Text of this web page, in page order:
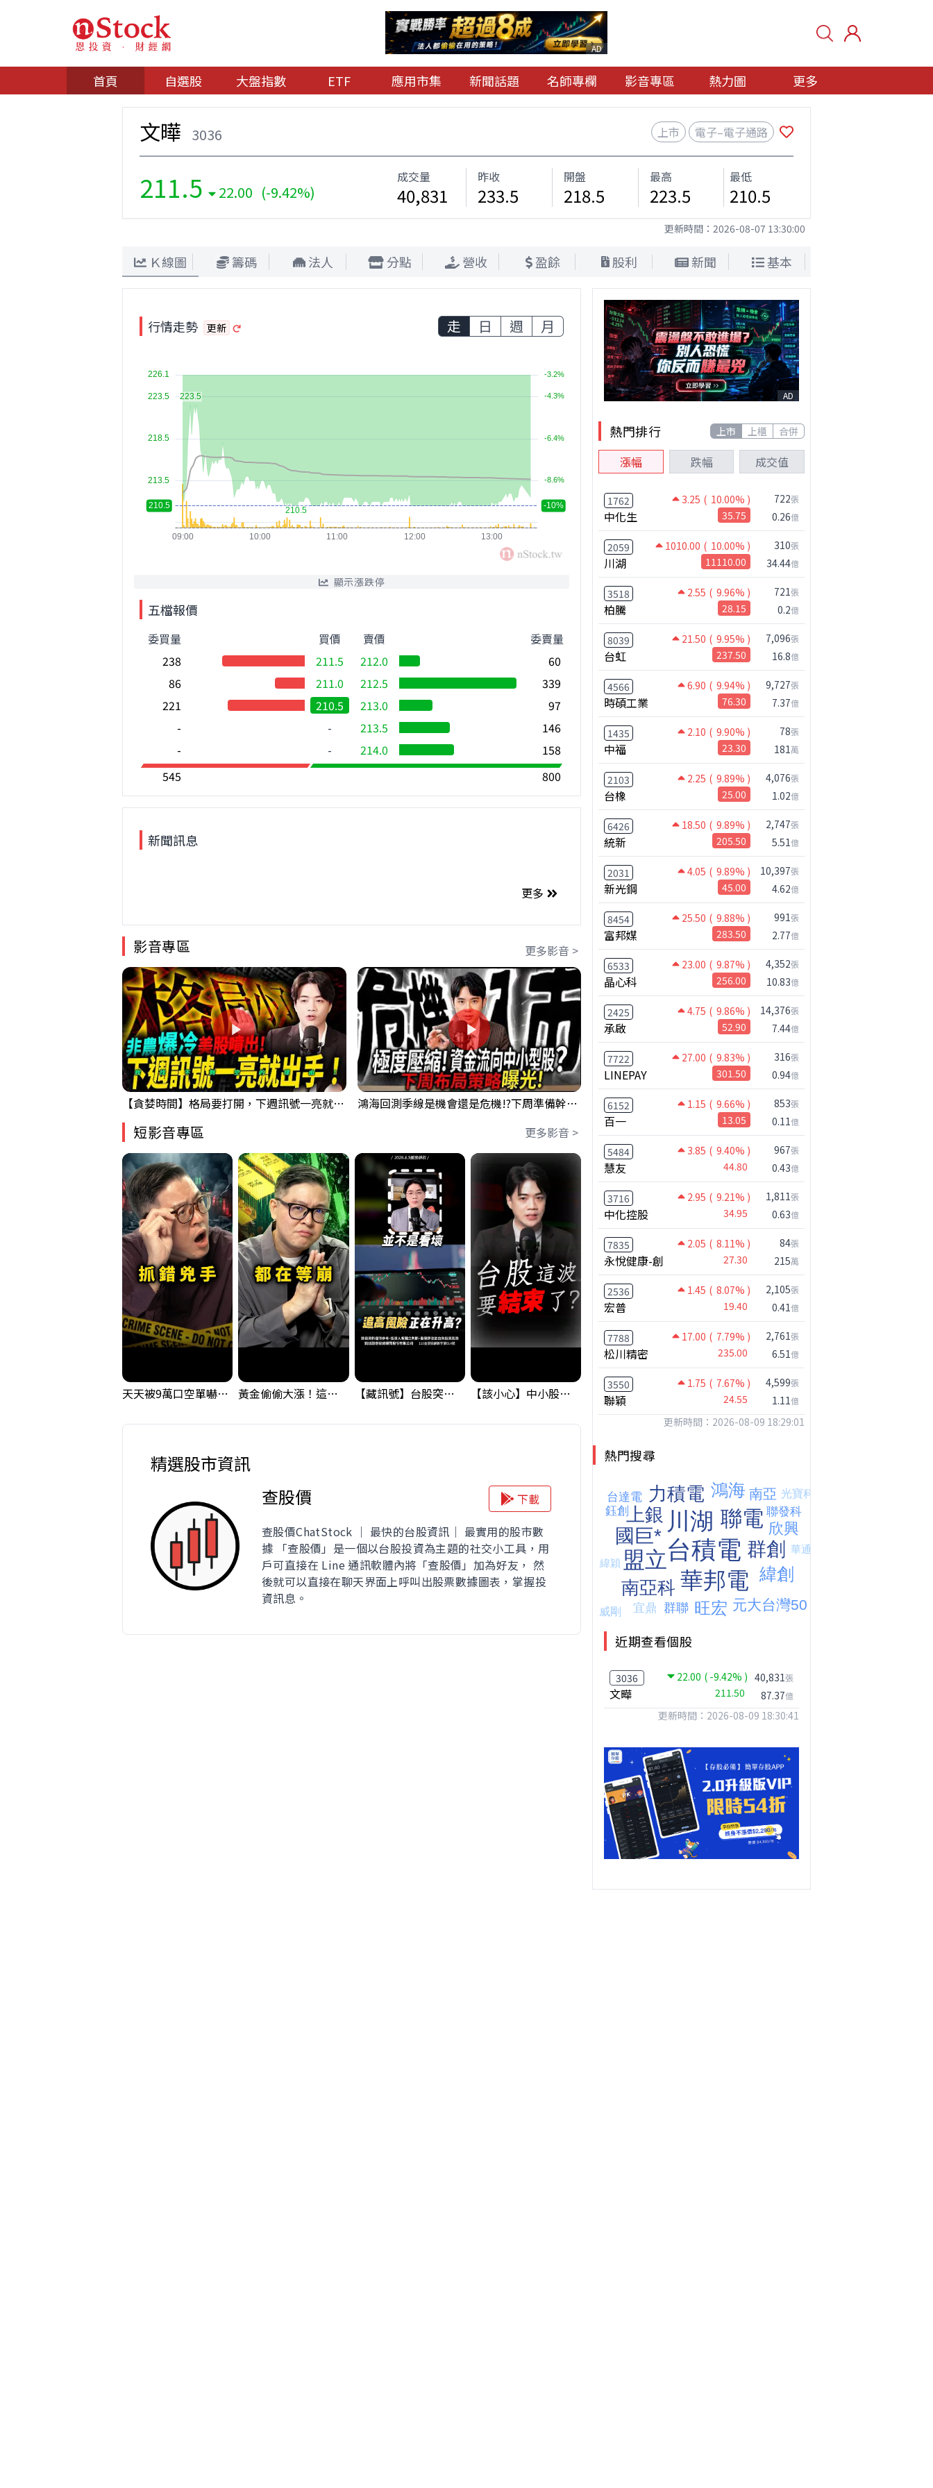
AD
首頁 自選股 大盤指數 ETF 應用市集 新聞話題 名師專欄 影音專區 熱力圖 更多
文曄 3036 上市 電子–電子通路
211.5 22.00 (-9.42%)
成交量
40,831
昨收
233.5
開盤
218.5
最高
223.5
最低
210.5
更新時間： 2026-08-07 13:30:00
Ｋ線圖 籌碼 法人 分點 營收 盈餘 股利 新聞 基本
行情走勢 更新 走 日 週 月
顯示漲跌停
五檔報價
委買量
買價
238
211.5
86
211.0
221
210.5
-
-
-
-
賣價
委賣量
212.0
60
212.5
339
213.0
97
213.5
146
214.0
158
545
800
新聞訊息
更多
影音專區 更多影音 >
【貪婪時間】格局要打開，下週訊號一亮就出手！我不說的話還真一堆人不知道！｜錢進大趨勢 Mr.智霖 陳 2026/08/08 鴻海回測季線是機會還是危機!?下周準備幹大事?｜0807 #3661 #2317 #2317鴻海
短影音專區 更多影音 >
天天被9萬口空單嚇，其實你盯錯地方了｜Mr.Jimmy高志銘 #台股 #外資期貨 #融資 黃金偷偷大漲！這才是決定台股生死的「真風向球」！｜Mr.Jimmy高志銘 #黃金 #美元指數 #聯準會 【藏訊號】台股突破季線，週一我提醒了這個關鍵訊號 【該小心】中小股派對結束 ? 關鍵訊號都指向...
精選股市資訊
查股價
下載
查股價ChatStock ｜ 最快的台股資訊｜ 最實用的股市數
據 「查股價」是一個以台股投資為主題的社交小工具，用
戶可直接在 Line 通訊軟體內將「查股價」加為好友， 然
後就可以直接在聊天界面上呼叫出股票數據圖表，掌握投
資訊息。
AD
熱門排行 上市 上櫃 合併
漲幅 跌幅 成交值
1762 3.25 ( 10.00% )
中化生 35.75
722張
0.26億
2059 1010.00 ( 10.00% )
川湖 11110.00
310張
34.44億
3518 2.55 ( 9.96% )
柏騰 28.15
721張
0.2億
8039 21.50 ( 9.95% )
台虹 237.50
7,096張
16.8億
4566 6.90 ( 9.94% )
時碩工業 76.30
9,727張
7.37億
1435 2.10 ( 9.90% )
中福 23.30
78張
181萬
2103 2.25 ( 9.89% )
台橡 25.00
4,076張
1.02億
6426 18.50 ( 9.89% )
統新 205.50
2,747張
5.51億
2031 4.05 ( 9.89% )
新光鋼 45.00
10,397張
4.62億
8454 25.50 ( 9.88% )
富邦媒 283.50
991張
2.77億
6533 23.00 ( 9.87% )
晶心科 256.00
4,352張
10.83億
2425 4.75 ( 9.86% )
承啟 52.90
14,376張
7.44億
7722 27.00 ( 9.83% )
LINEPAY 301.50
316張
0.94億
6152 1.15 ( 9.66% )
百一 13.05
853張
0.11億
5484 3.85 ( 9.40% )
慧友 44.80
967張
0.43億
3716 2.95 ( 9.21% )
中化控股 34.95
1,811張
0.63億
7835 2.05 ( 8.11% )
永悅健康-創 27.30
84張
215萬
2536 1.45 ( 8.07% )
宏普 19.40
2,105張
0.41億
7788 17.00 ( 7.79% )
松川精密 235.00
2,761張
6.51億
3550 1.75 ( 7.67% )
聯穎 24.55
4,599張
1.11億
更新時間：2026-08-09 18:29:01
熱門搜尋
近期查看個股
3036 22.00 ( -9.42% )
文曄 211.50
40,831張
87.37億
更新時間：2026-08-09 18:30:41